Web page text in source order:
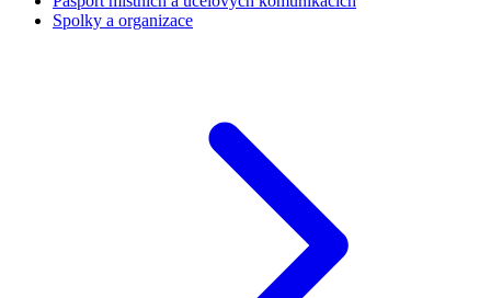
Spolky a organizace